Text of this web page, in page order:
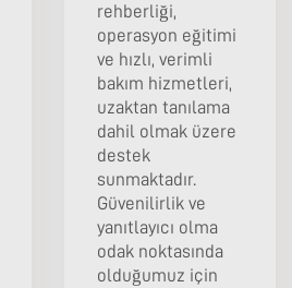
rehberliği,
operasyon eğitimi
ve hızlı, verimli
bakım hizmetleri,
uzaktan tanılama
dahil olmak üzere
destek
sunmaktadır.
Güvenilirlik ve
yanıtlayıcı olma
odak noktasında
olduğumuz için